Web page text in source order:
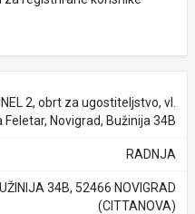
2, obrt za ugostiteljstvo, vl.
Feletar, Novigrad, Bužinija 34B
RADNJA
34B, 52466 NOVIGRAD
(CITTANOVA)